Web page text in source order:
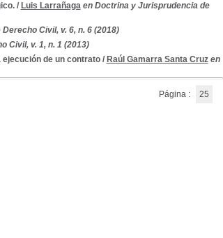
/ Luis Larrañaga en Doctrina y Jurisprudencia de
Civil, v. 6, n. 6 (2018)
Civil, v. 1, n. 1 (2013)
ejecución de un contrato/ Raúl Gamarra Santa Cruz en
Página : 25